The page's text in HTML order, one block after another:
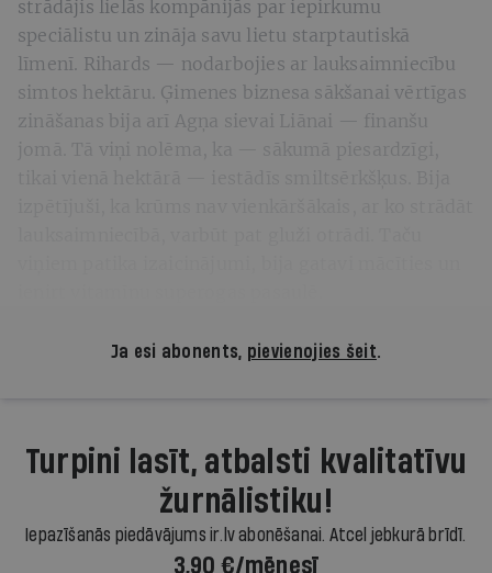
strādājis lielās kompānijās par iepirkumu
speciālistu un zināja savu lietu starptautiskā
līmenī. Rihards — nodarbojies ar lauksaimniecību
simtos hektāru. Ģimenes biznesa sākšanai vērtīgas
zināšanas bija arī Agņa sievai Liānai — finanšu
jomā. Tā viņi nolēma, ka — sākumā piesardzīgi,
Ja esi abonents, pievienojies šeit.
Turpini lasīt, atbalsti kvalitatīvu
žurnālistiku!
Iepazīšanās piedāvājums ir.lv abonēšanai. Atcel jebkurā brīdī.
3,90 €/mēnesī